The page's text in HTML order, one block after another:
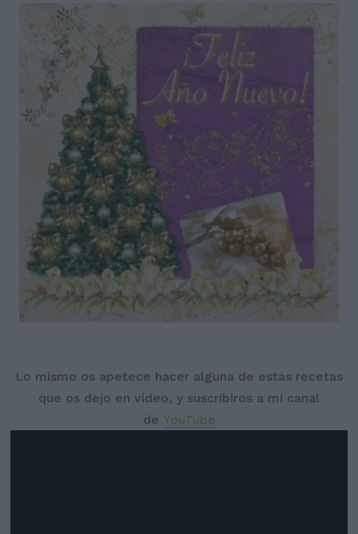
Lo mismo os apetece hacer alguna de estas recetas
que os dejo en vídeo, y suscribiros a mi canal
de YouTube